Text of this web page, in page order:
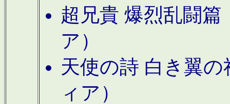
超兄貴 爆烈乱闘篇
ア）
天使の詩 白き翼
ィア）